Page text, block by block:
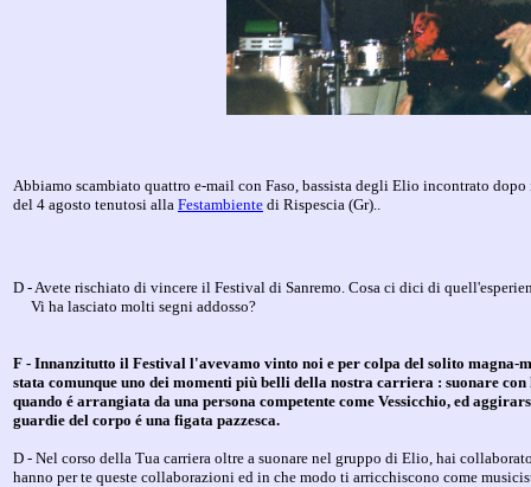
Abbiamo scambiato quattro e-mail con Faso, bassista degli Elio incontrato
del 4 agosto tenutosi alla Festambiente di Rispescia (Gr)..
D - Avete rischiato di vincere il Festival di Sanremo. Cosa ci dici di
Vi ha lasciato molti segni addosso?
F - Innanzitutto il Festival l'avevamo vinto noi e per colpa del solito magna-
stata comunque uno dei momenti più belli della nostra carriera : suonare
quando é arrangiata da una persona competente come Vessicchio, ed
guardie del corpo é una figata pazzesca.
D - Nel corso della Tua carriera oltre a suonare nel gruppo di Elio, hai
hanno per te queste collaborazioni ed in che modo ti arricchiscono come